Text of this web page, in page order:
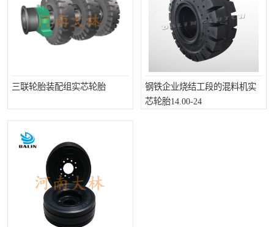
三联轮胎装配组实芯轮胎
钢铁企业烧结工段的混料机实
芯轮胎14.00-24